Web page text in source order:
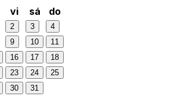
vi sá do
2 3
4
9 10
11
16 17
18
23 24
25
30 31